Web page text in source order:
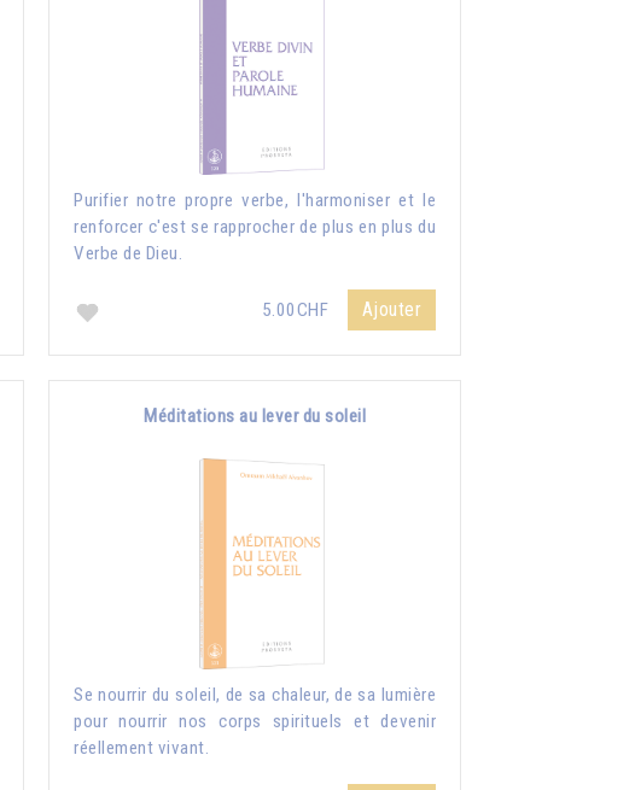
Purifier notre propre verbe, l'harmoniser et le
renforcer c'est se rapprocher de plus en plus du
Verbe de Dieu.
5.00CHF Ajouter
Méditations au lever du soleil
Se nourrir du soleil, de sa chaleur, de sa lumière
pour nourrir nos corps spirituels et devenir
réellement vivant.